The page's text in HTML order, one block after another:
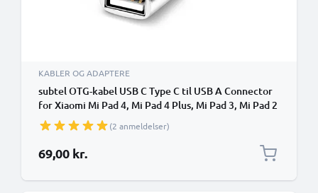
KABLER OG ADAPTERE
subtel OTG-kabel USB C Type C til USB A Connector
for Xiaomi Mi Pad 4, Mi Pad 4 Plus, Mi Pad 3, Mi Pad 2
OTG 2.0 Adapter(2 anmeldelser)
69,00 kr.